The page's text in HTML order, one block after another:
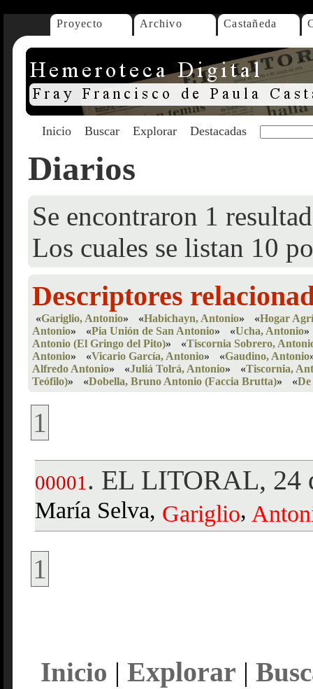
Proyecto Archivo Castañeda
Inicio Buscar Explorar Destacadas
Diarios
Se encontraron 1
Los cuales se listan 10
Descriptores
«Gariglio, Antonio» «Habichayn, Antonio» «Hogar
Antonio» «Pia Unión de San Antonio» «Ucha, Antonio»
Antonio (El Gringo del Pito)» «Tiscornia Sobrero,
Antonio» «Vicario García, Antonio» «Gaudino, Antonio
Alfredo Antonio» «Juliá Tolrá, Antonio» «Tiscornia,
Teófilo)» «Dobella, Bruno Antonio (Faccia Brutta)» «
1
00001 . EL LITORAL, 24
María Selva, Gariglio,
1
Inicio | Explorar |